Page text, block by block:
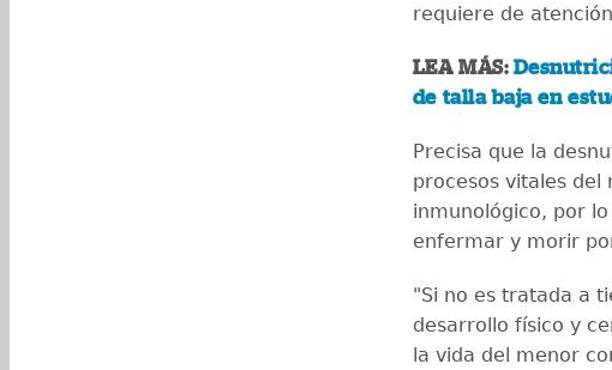
requiere de
LEA MÁS:
de talla baja en
Precisa que la
procesos vitales del
inmunológico, por
enfermar y morir
"Si no es tratada a
desarrollo físico y
la vida del menor